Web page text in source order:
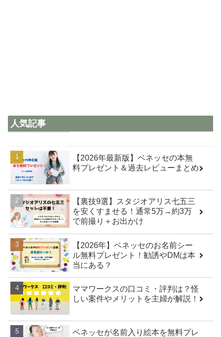
人気記事
【2026年最新版】ベネッセの本無
料プレゼント＆過去レビューまとめ
【裏技9選】スタジオアリス七五三
を安くすませる！通常5万→約3万
で前撮り＋お出かけ
【2026年】ベネッセのお名前シー
ル無料プレゼント！勧誘やDMは本
当にある？
ママワークスの口コミ・評判は？怪
しい案件やメリットを主婦が解説！
ベネッセが名前入り絵本を無料プレ